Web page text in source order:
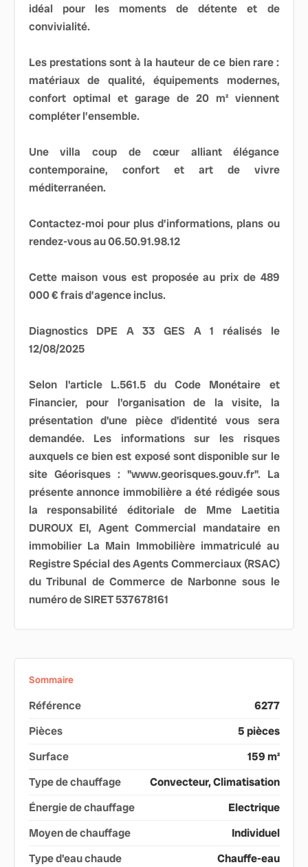
idéal pour les moments de détente et de
convivialité.
Les prestations sont à la hauteur de ce bien rare :
matériaux de qualité, équipements modernes,
confort optimal et garage de 20 m² viennent
compléter l’ensemble.
Une villa coup de cœur alliant élégance
contemporaine, confort et art de vivre
méditerranéen.
Contactez-moi pour plus d’informations, plans ou
rendez-vous au 06.50.91.98.12
Cette maison vous est proposée au prix de 489
000 € frais d’agence inclus.
Diagnostics DPE A 33 GES A 1 réalisés le
12/08/2025
Selon l'article L.561.5 du Code Monétaire et
Financier, pour l'organisation de la visite, la
présentation d'une pièce d'identité vous sera
demandée. Les informations sur les risques
auxquels ce bien est exposé sont disponible sur le
site Géorisques : "www.georisques.gouv.fr". La
présente annonce immobilière a été rédigée sous
la responsabilité éditoriale de Mme Laetitia
DUROUX EI, Agent Commercial mandataire en
immobilier La Main Immobilière immatriculé au
Registre Spécial des Agents Commerciaux (RSAC)
du Tribunal de Commerce de Narbonne sous le
numéro de SIRET 537678161
Sommaire
Référence
6277
Pièces
5 pièces
Surface
159 m²
Type de chauffage
Convecteur, Climatisation
Énergie de chauffage
Electrique
Moyen de chauffage
Individuel
Type d'eau chaude
Chauffe-eau